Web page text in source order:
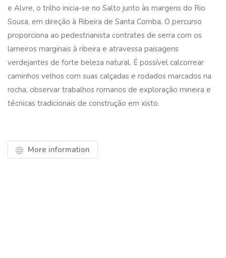
e Alvre, o trilho inicia-se no Salto junto às margens do Rio
Sousa, em direção à Ribeira de Santa Comba. O percurso
proporciona ao pedestrianista contrates de serra com os
lameiros marginais à ribeira e atravessa paisagens
verdejantes de forte beleza natural. É possível calcorrear
caminhos velhos com suas calçadas e rodados marcados na
rocha, observar trabalhos romanos de exploração mineira e
técnicas tradicionais de construção em xisto.
More information